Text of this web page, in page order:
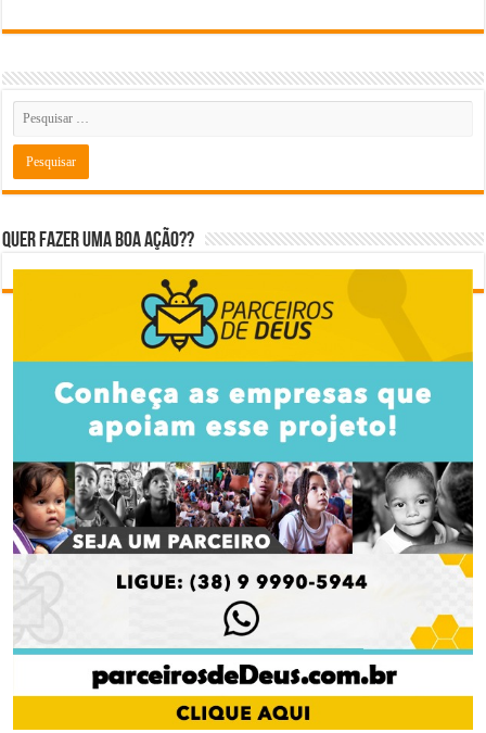
Quer fazer uma boa ação??